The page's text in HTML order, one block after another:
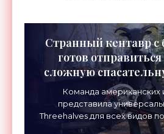
Странный кентавр с
готов
сложную
«Роботы»
Команда
представила
Threehalves для всех видов
первую очередь – для